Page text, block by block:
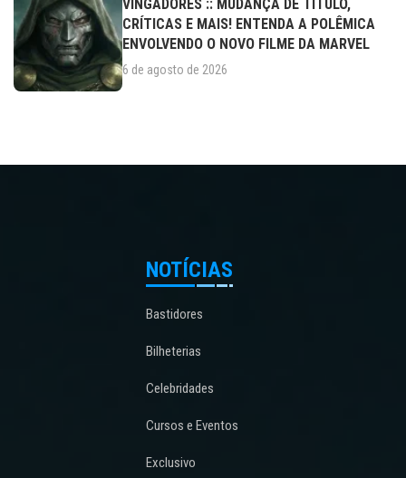
VINGADORES :: MUDANÇA DE TÍTULO,
CRÍTICAS E MAIS! ENTENDA A POLÊMICA
ENVOLVENDO O NOVO FILME DA MARVEL
6 de agosto de 2026
NOTÍCIAS
Bastidores
Bilheterias
Celebridades
Cursos e Eventos
Exclusivo